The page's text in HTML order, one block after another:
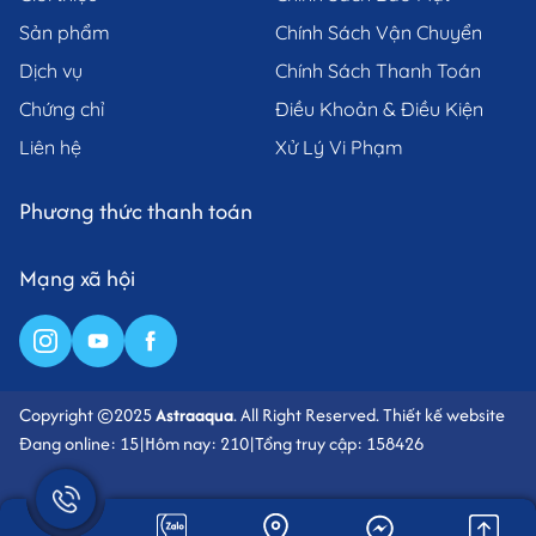
II. Quy Trình Sản Xuất Tôm Sú Lột Vỏ & Chế Biến
Astra Aqua – Đạt Chuẩn Quốc Tế
Tôm sú được thu hoạch từ vùng nuôi đạt chuẩn GlobalGAP, đảm
lượng tối ưu. Sau khi được lựa chọn kỹ, tôm được đưa vào dây
Sản phẩm
Dịch vụ
Chứng chỉ
Liên hệ
Chính Sách Vận Chuyển
Chính Sách Thanh Toán
Điều Khoản & Điều Kiện
Xử Lý Vi Phạm
Phương thức thanh toán
Mạng xã hội
Copyright ©2025Astraaqua. All Right Reserved.Thiết kế website
Đang online: 15|Hôm nay: 210|Tổng truy cập: 158426